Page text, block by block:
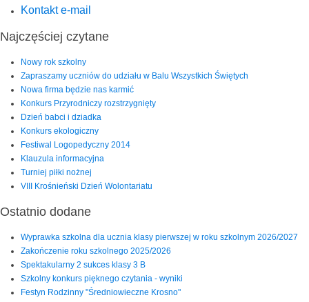
Kontakt e-mail
Najczęściej czytane
Nowy rok szkolny
Zapraszamy uczniów do udziału w Balu Wszystkich Świętych
Nowa firma będzie nas karmić
Konkurs Przyrodniczy rozstrzygnięty
Dzień babci i dziadka
Konkurs ekologiczny
Festiwal Logopedyczny 2014
Klauzula informacyjna
Turniej piłki nożnej
VIII Krośnieński Dzień Wolontariatu
Ostatnio dodane
Wyprawka szkolna dla ucznia klasy pierwszej w roku szkolnym 2026/2027
Zakończenie roku szkolnego 2025/2026
Spektakularny 2 sukces klasy 3 B
Szkolny konkurs pięknego czytania - wyniki
Festyn Rodzinny "Średniowieczne Krosno"